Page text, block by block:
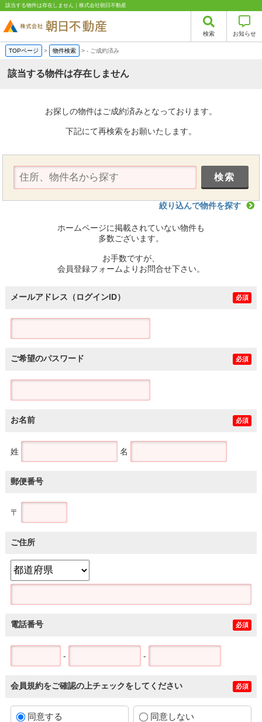
該当する物件は存在しません｜株式会社朝日不動産
検索 お知らせ
TOPページ > 物件検索 >- ご成約済み
該当する物件は存在しません
お探しの物件はご成約済みとなっております。
下記にて再検索をお願いたします。
絞り込んで物件を探す
ホームページに掲載されていない物件も
多数ございます。
お手数ですが、
会員登録フォームよりお問合せ下さい。
メールアドレス（ログインID） 必須
ご希望のパスワード 必須
お名前 必須
姓 名
郵便番号
〒
ご住所
電話番号 必須
- -
会員規約をご確認の上チェックをしてください 必須
同意する 同意しない